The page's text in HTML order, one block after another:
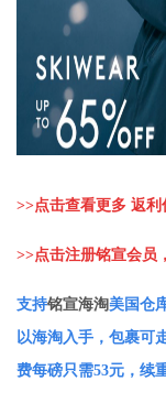
>>点击查看更多 返利
>>点击注册铭宣会员
支持铭宣海淘美国仓
以海淘入手，包裹可
费每磅只需53元，续